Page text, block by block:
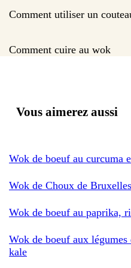
Comment utiliser un
Comment cuire au wok
Vous aimerez aussi
Wok de boeuf au curcuma
Wok de Choux de
Wok de boeuf au paprika,
Wok de boeuf aux légumes
kale